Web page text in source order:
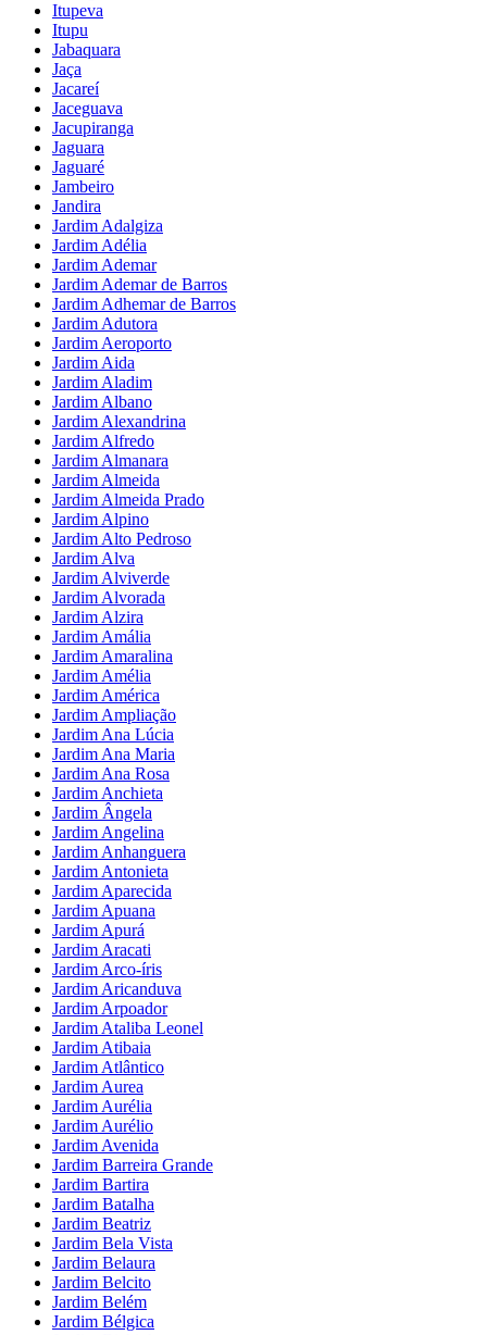
Itupeva
Itupu
Jabaquara
Jaça
Jacareí
Jaceguava
Jacupiranga
Jaguara
Jaguaré
Jambeiro
Jandira
Jardim Adalgiza
Jardim Adélia
Jardim Ademar
Jardim Ademar de Barros
Jardim Adhemar de Barros
Jardim Adutora
Jardim Aeroporto
Jardim Aida
Jardim Aladim
Jardim Albano
Jardim Alexandrina
Jardim Alfredo
Jardim Almanara
Jardim Almeida
Jardim Almeida Prado
Jardim Alpino
Jardim Alto Pedroso
Jardim Alva
Jardim Alviverde
Jardim Alvorada
Jardim Alzira
Jardim Amália
Jardim Amaralina
Jardim Amélia
Jardim América
Jardim Ampliação
Jardim Ana Lúcia
Jardim Ana Maria
Jardim Ana Rosa
Jardim Anchieta
Jardim Ângela
Jardim Angelina
Jardim Anhanguera
Jardim Antonieta
Jardim Aparecida
Jardim Apuana
Jardim Apurá
Jardim Aracati
Jardim Arco-íris
Jardim Aricanduva
Jardim Arpoador
Jardim Ataliba Leonel
Jardim Atibaia
Jardim Atlântico
Jardim Aurea
Jardim Aurélia
Jardim Aurélio
Jardim Avenida
Jardim Barreira Grande
Jardim Bartira
Jardim Batalha
Jardim Beatriz
Jardim Bela Vista
Jardim Belaura
Jardim Belcito
Jardim Belém
Jardim Bélgica